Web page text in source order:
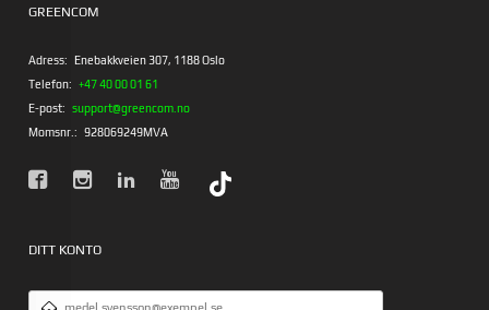
GREENCOM
Adress: Enebakkveien 307, 1188 Oslo
Telefon: +47 40 00 01 61
E-post: support@greencom.no
Momsnr.: 928069249MVA
DITT KONTO
E-